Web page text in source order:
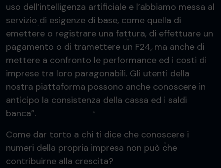
uso dell’intelligenza artificiale e l’abbiamo messa al
servizio di esigenze di base, come quella di
emettere o registrare una fattura, di effettuare un
pagamento o di tramettere un F24, ma anche di
mettere a confronto le performance ed i costi di
imprese tra loro paragonabili. Gli utenti della
nostra piattaforma possono anche conoscere in
anticipo la consistenza della cassa ed i saldi
banca”.
Come dar torto a chi ti dice che conoscere i
numeri della propria impresa non può che
contribuirne alla crescita?